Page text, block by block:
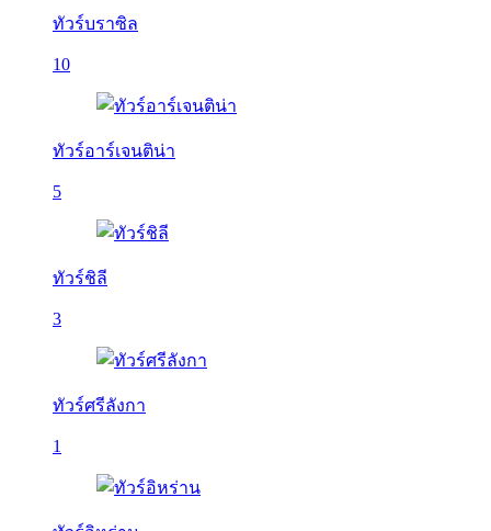
ทัวร์บราซิล
10
ทัวร์อาร์เจนติน่า
5
ทัวร์ชิลี
3
ทัวร์ศรีลังกา
1